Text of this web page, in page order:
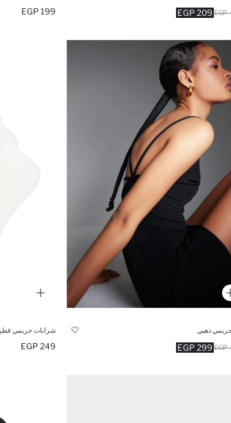
209 EGP
199 EGP
ذهبي
299 EGP
شرابات حريمي قطن - 3
249 EGP